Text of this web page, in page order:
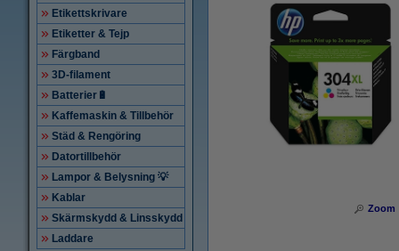
Etikettskrivare
Etiketter & Tejp
Färgband
3D-filament
Batterier🔋
Kaffemaskin & Tillbehör
Städ & Rengöring
Datortillbehör
Lampor & Belysning 💡
Kablar
Skärmskydd & Linsskydd
Laddare
Zoom